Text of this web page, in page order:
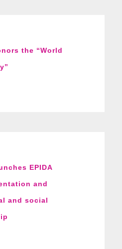
the “World
EPIDA
and
and social